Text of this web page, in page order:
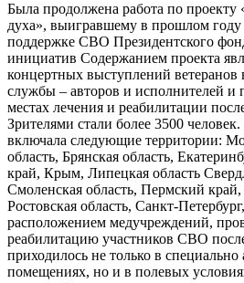
Была продолжена работа по
духа», выигравшему в прошлом
поддержке СВО Президентского
инициатив Содержанием проекта
концертных выступлений ветеранов
службы – авторов и исполнителей и
местах лечения и реабилитации
Зрителями стали более 3500
включала следующие территории:
область, Брянская область,
край, Крым, Липецкая область
Смоленская область, Пермский край,
Ростовская область, Санкт-
расположением медучреждений,
реабилитацию участников СВО
приходилось не только в
помещениях, но и в полевых